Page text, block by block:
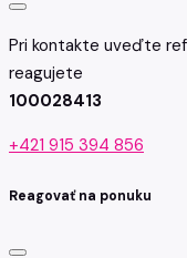
Pri kontakte uveďte
reagujete
100028413
+421 915 394 856
Reagovať na ponuku